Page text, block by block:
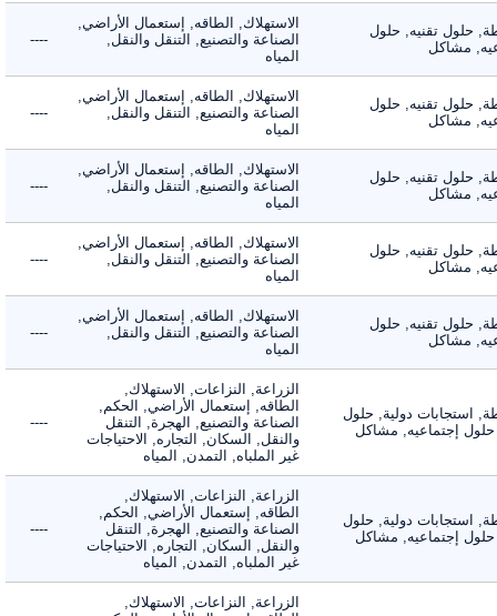
حلول تقنيه, حلول
مشاكل
الاستهلاك, الطاقه, إستعمال الأراضي,
الصناعة والتصنيع, التنقل والنقل,
المياه
----
حلول تقنيه, حلول
مشاكل
الاستهلاك, الطاقه, إستعمال الأراضي,
الصناعة والتصنيع, التنقل والنقل,
المياه
----
حلول تقنيه, حلول
مشاكل
الاستهلاك, الطاقه, إستعمال الأراضي,
الصناعة والتصنيع, التنقل والنقل,
المياه
----
حلول تقنيه, حلول
مشاكل
الاستهلاك, الطاقه, إستعمال الأراضي,
الصناعة والتصنيع, التنقل والنقل,
المياه
----
حلول تقنيه, حلول
مشاكل
الاستهلاك, الطاقه, إستعمال الأراضي,
الصناعة والتصنيع, التنقل والنقل,
المياه
----
استجابات دولية, حلول
إجتماعيه, مشاكل
الزراعة, النزاعات, الاستهلاك,
الطاقه, إستعمال الأراضي, الحكم,
الصناعة والتصنيع, الهجرة, التنقل
والنقل, السكان, التجاره, الاحتياجات
غير الملباه, التمدن, المياه
----
استجابات دولية, حلول
إجتماعيه, مشاكل
الزراعة, النزاعات, الاستهلاك,
الطاقه, إستعمال الأراضي, الحكم,
الصناعة والتصنيع, الهجرة, التنقل
والنقل, السكان, التجاره, الاحتياجات
غير الملباه, التمدن, المياه
----
الزراعة, النزاعات, الاستهلاك,